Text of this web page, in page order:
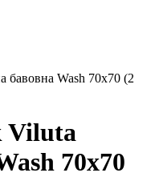
бавовна Wash 70х70 (2
Viluta
70х70